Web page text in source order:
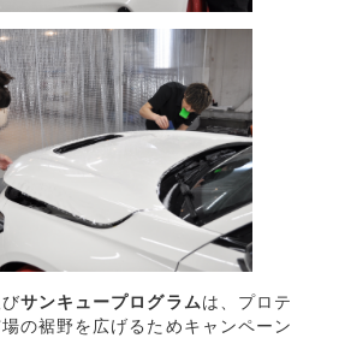
サンキュープログラムは、プロテ
の裾野を広げるためキャンペーン